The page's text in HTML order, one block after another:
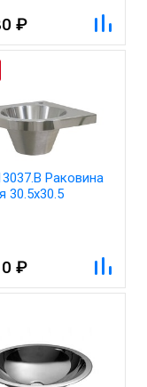
₽
Раковина
30.5х30.5
₽